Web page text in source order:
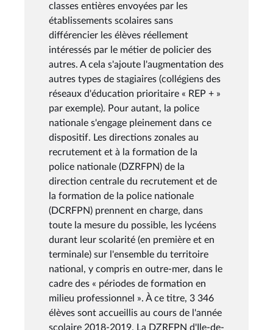
classes entières envoyées par les
établissements scolaires sans
différencier les élèves réellement
intéressés par le métier de policier des
autres. A cela s'ajoute l'augmentation des
autres types de stagiaires (collégiens des
réseaux d'éducation prioritaire « REP + »
par exemple). Pour autant, la police
nationale s'engage pleinement dans ce
dispositif. Les directions zonales au
recrutement et à la formation de la
police nationale (DZRFPN) de la
direction centrale du recrutement et de
la formation de la police nationale
(DCRFPN) prennent en charge, dans
toute la mesure du possible, les lycéens
durant leur scolarité (en première et en
terminale) sur l'ensemble du territoire
national, y compris en outre-mer, dans le
cadre des « périodes de formation en
milieu professionnel ». À ce titre, 3 346
élèves sont accueillis au cours de l'année
scolaire 2018-2019. La DZRFPN d'Ile-de-